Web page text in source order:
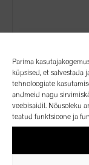
Parima
küpsised, et salvestada
tehnoloogiate
andmeid nagu
veebisaidil. Nõusoleku
teatud funktsioone ja
DERMA
Derma